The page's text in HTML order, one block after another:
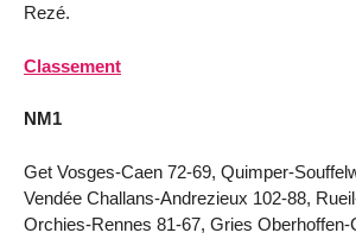
Rezé.
Classement
NM1
Get Vosges-Caen 72-69, Quimper-
Vendée Challans-Andrezieux 102-88,
Orchies-Rennes 81-67, Gries Oberhoffen-